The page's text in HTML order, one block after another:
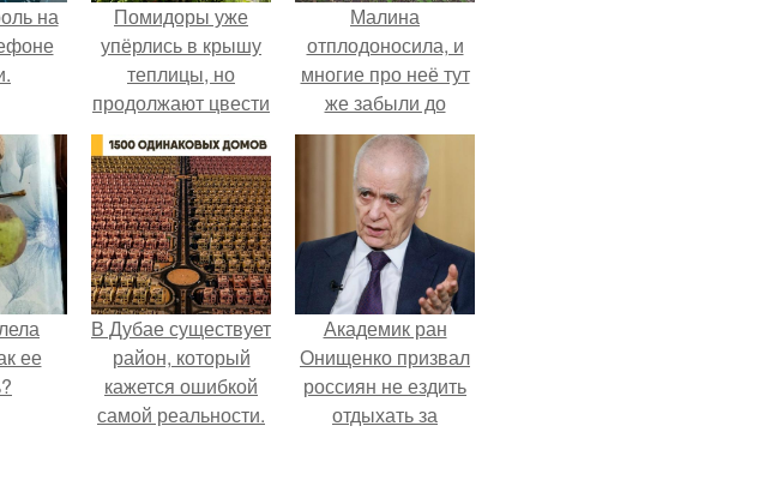
на
Помидоры уже
упёрлись в крышу
теплицы, но
продолжают цвести
как сумасшедшие?
Малина
отплодоносила, и
многие про неё тут
же забыли до
следующего лета.
ее
В Дубае существует
район, который
кажется ошибкой
самой реальности.
Академик ран
Онищенко призвал
россиян не ездить
отдыхать за